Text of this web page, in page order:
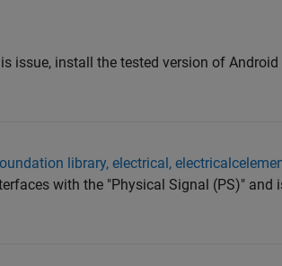
issue, install the tested version of
library, electrical,
with the "Physical Signal (PS)"